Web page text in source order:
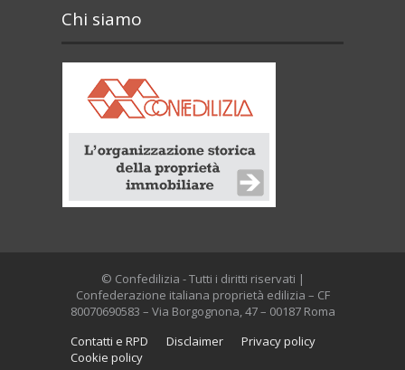
Chi siamo
© Confedilizia - Tutti i diritti riservati |
Confederazione italiana proprietà edilizia – CF
80070690583 – Via Borgognona, 47 – 00187 Roma
Contatti e RPD
Disclaimer
Privacy policy
Cookie policy